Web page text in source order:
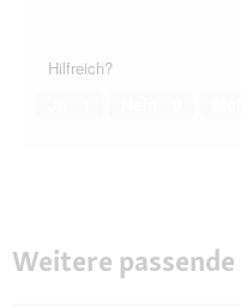
Hilfreich?
Weitere